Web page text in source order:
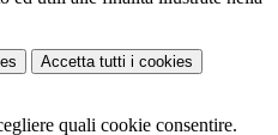
Accetta tutti i cookies
quali cookie consentire.